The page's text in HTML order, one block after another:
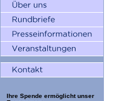
Ihre Spende ermöglicht unser